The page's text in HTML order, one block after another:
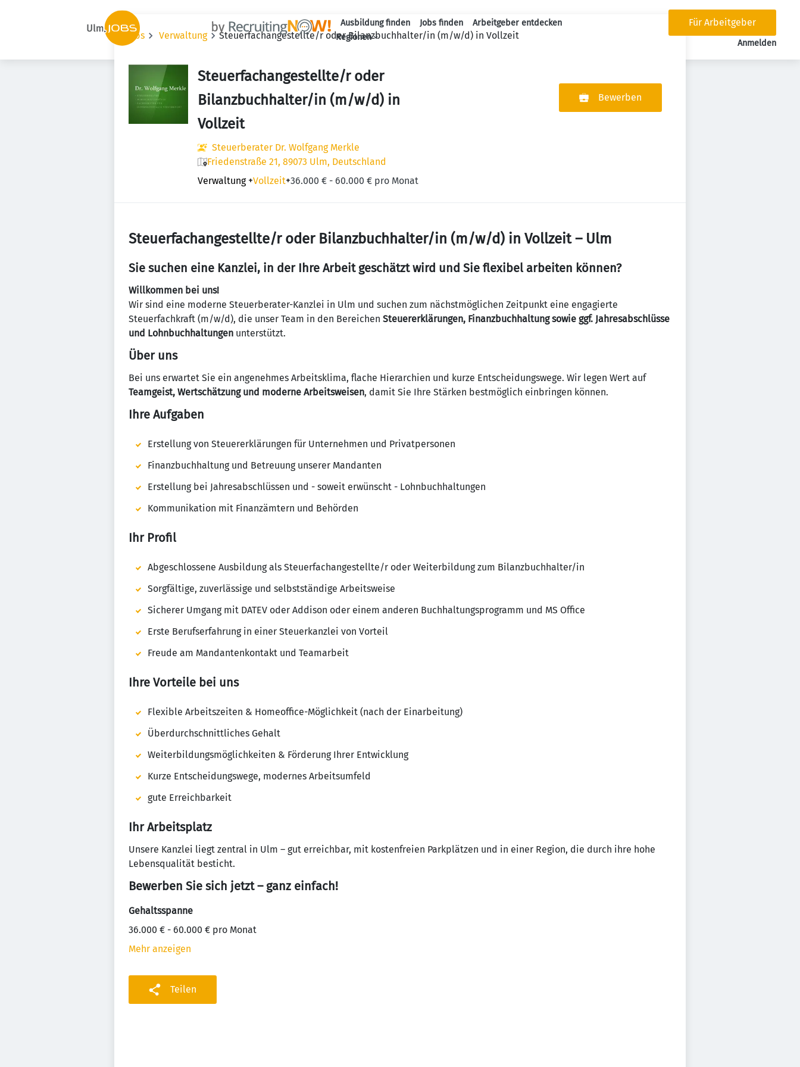
Haupt-Navigation
Ausbildung finden Jobs finden
Arbeitgeber entdecken
Regionen
Für Arbeitgeber
Anmelden
Jobs Verwaltung Steuerfachangestellte/r oder Bilanzbuchhalter/in (m/w/d) in Vollzeit
Steuerfachangestellte/r oder
Bilanzbuchhalter/in (m/w/d) in
Vollzeit
Steuerberater Dr. Wolfgang Merkle
Friedenstraße 21, 89073 Ulm, Deutschland
Verwaltung +Vollzeit+36.000 € - 60.000 € pro Monat
Bewerben
Steuerfachangestellte/r oder Bilanzbuchhalter/in (m/w/d) in Vollzeit – Ulm
Sie suchen eine Kanzlei, in der Ihre Arbeit geschätzt wird und Sie flexibel arbeiten können?
Willkommen bei uns!
Wir sind eine moderne Steuerberater-Kanzlei in Ulm und suchen zum nächstmöglichen Zeitpunkt eine engagierte
Steuerfachkraft (m/w/d), die unser Team in den Bereichen Steuererklärungen, Finanzbuchhaltung sowie ggf. Jahresabschlüsse
und Lohnbuchhaltungen unterstützt.
Über uns
Bei uns erwartet Sie ein angenehmes Arbeitsklima, flache Hierarchien und kurze Entscheidungswege. Wir legen Wert auf
Teamgeist, Wertschätzung und moderne Arbeitsweisen, damit Sie Ihre Stärken bestmöglich einbringen können.
Ihre Aufgaben
Erstellung von Steuererklärungen für Unternehmen und Privatpersonen
Finanzbuchhaltung und Betreuung unserer Mandanten
Erstellung bei Jahresabschlüssen und - soweit erwünscht - Lohnbuchhaltungen
Kommunikation mit Finanzämtern und Behörden
Ihr Profil
Abgeschlossene Ausbildung als Steuerfachangestellte/r oder Weiterbildung zum Bilanzbuchhalter/in
Sorgfältige, zuverlässige und selbstständige Arbeitsweise
Sicherer Umgang mit DATEV oder Addison oder einem anderen Buchhaltungsprogramm und MS Office
Erste Berufserfahrung in einer Steuerkanzlei von Vorteil
Freude am Mandantenkontakt und Teamarbeit
Ihre Vorteile bei uns
Flexible Arbeitszeiten & Homeoffice-Möglichkeit (nach der Einarbeitung)
Überdurchschnittliches Gehalt
Weiterbildungsmöglichkeiten & Förderung Ihrer Entwicklung
Kurze Entscheidungswege, modernes Arbeitsumfeld
gute Erreichbarkeit
Ihr Arbeitsplatz
Unsere Kanzlei liegt zentral in Ulm – gut erreichbar, mit kostenfreien Parkplätzen und in einer Region, die durch ihre hohe
Lebensqualität besticht.
Bewerben Sie sich jetzt – ganz einfach!
Gehaltsspanne
36.000 € - 60.000 € pro Monat
Mehr anzeigen
Teilen